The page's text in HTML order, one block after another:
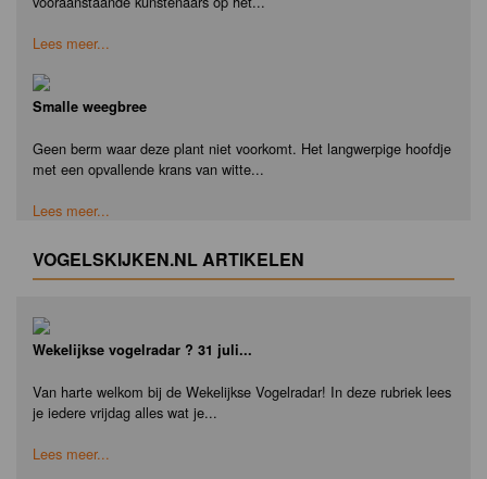
Lees meer...
Smalle weegbree
Geen berm waar deze plant niet voorkomt. Het langwerpige hoofdje
met een opvallende krans van witte...
Lees meer...
VOGELSKIJKEN.NL ARTIKELEN
Wekelijkse vogelradar ? 31 juli...
Van harte welkom bij de Wekelijkse Vogelradar! In deze rubriek lees
je iedere vrijdag alles wat je...
Lees meer...